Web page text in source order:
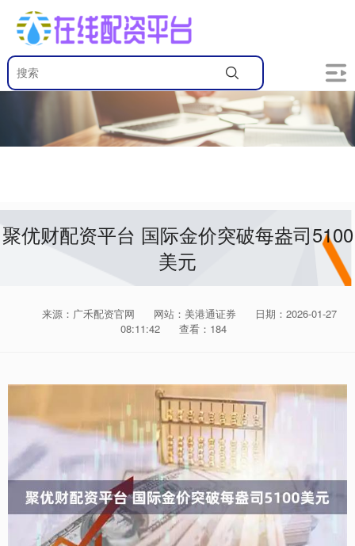
聚优财配资平台 国际金价突破每盎司5100
美元
来源：广禾配资官网 网站：美港通证券
日期：2026-01-27
08:11:42
查看：184